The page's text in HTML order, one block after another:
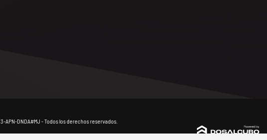
APN-DNDA#MJ - Todos los derechos reservados.